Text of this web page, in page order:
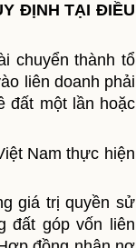
ĐỊNH TẠI ĐIỀU
chuyển thành tổ
liên doanh phải
đất một lần hoặc
Nam thực hiện
giá trị quyền sử
đất góp vốn liên